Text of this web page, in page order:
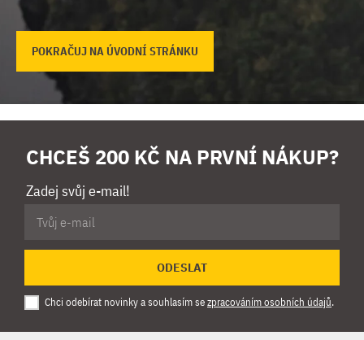
POKRAČUJ NA ÚVODNÍ STRÁNKU
CHCEŠ 200 KČ NA PRVNÍ NÁKUP?
Zadej svůj e-mail!
ODESLAT
Chci odebírat novinky a souhlasím sezpracováním osobních údajů.